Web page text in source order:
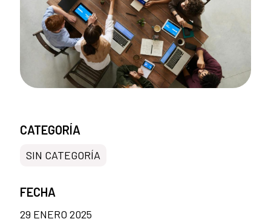
CATEGORÍA
SIN CATEGORÍA
FECHA
29 ENERO 2025